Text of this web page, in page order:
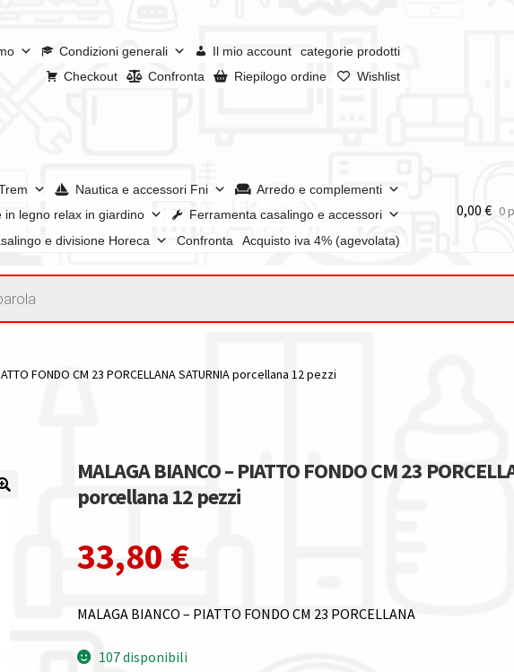
Condizioni generali Il mio account
categorie prodotti
Checkout
Confronta Riepilogo ordine Wishlist
Nautica e accessori Fni
Arredo e complementi
in legno relax in giardino
Ferramenta casalingo e accessori
e divisione Horeca Confronta Acquisto iva 4% (agevolata)
ConfrontaI nostri negoziRiepilogo ordine
WishlistCheckoutIl mio account
0,00 € 0
FONDO CM 23 PORCELLANA SATURNIA porcellana 12 pezzi
MALAGA BIANCO – PIATTO FONDO CM 23
porcellana 12 pezzi
33,80 €
MALAGA BIANCO – PIATTO FONDO CM 23 PORCELLANA
107 disponibili